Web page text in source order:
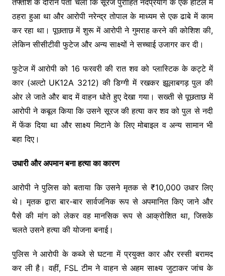
ठहरा हुआ था और आरोपी नरेन्द्र तोपाल के माध्यम से एक ढाबे में काम
कर रहा था। पूछताछ में शुरू में आरोपी ने गुमराह करने की कोशिश की,
लेकिन सीसीटीवी फुटेज और अन्य साक्ष्यों ने सच्चाई उजागर कर दी।
फुटेज में आरोपी को 16 फरवरी की रात शव को प्लास्टिक के कट्टे में
कार (अल्टो UK12A 3212) की डिग्गी में रखकर झूलाबगड़ पुल की
ओर ले जाते और बाद में वाहन धोते हुए देखा गया। सख्ती से पूछताछ में
आरोपी ने कबूल किया कि उसने सूरज की हत्या कर शव को पुल से नदी
में फेंक दिया था और साक्ष्य मिटाने के लिए मोबाइल व अन्य सामान भी
बहा दिए।
उधारी और अपमान बना हत्या का कारण
आरोपी ने पुलिस को बताया कि उसने मृतक से ₹10,000 उधार लिए
थे। मृतक द्वारा बार-बार सार्वजनिक रूप से अपमानित किए जाने और
पैसे की मांग को लेकर वह मानसिक रूप से आक्रोशित था, जिसके
चलते उसने हत्या की योजना बनाई।
पुलिस ने आरोपी के कब्जे से घटना में प्रयुक्त कार और रस्सी बरामद
कर ली है। वहीं, FSL टीम ने वाहन से अहम साक्ष्य जुटाकर जांच के